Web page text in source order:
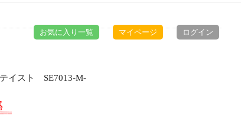
お気に入り一覧 マイページ ログイン
イスト SE7013-M-